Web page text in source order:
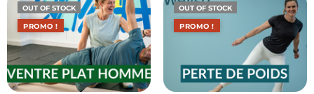
OUT OF STOCK
PROMO !
OUT OF STOCK
PROMO !